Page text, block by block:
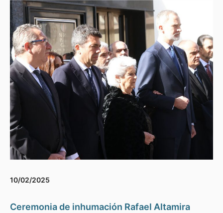
10/02/2025
Ceremonia de inhumación Rafael Altamira